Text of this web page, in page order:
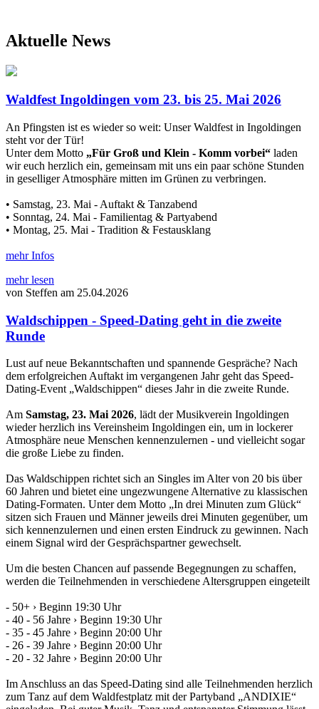
Aktuelle News
Waldfest Ingoldingen vom 23. bis 25. Mai 2026
An Pfingsten ist es wieder so weit: Unser Waldfest in Ingoldingen
steht vor der Tür!
Unter dem Motto „Für Groß und Klein - Komm vorbei“ laden
wir euch herzlich ein, gemeinsam mit uns ein paar schöne Stunden
in geselliger Atmosphäre mitten im Grünen zu verbringen.
• Samstag, 23. Mai - Auftakt & Tanzabend
• Sonntag, 24. Mai - Familientag & Partyabend
• Montag, 25. Mai - Tradition & Festausklang
mehr Infos
mehr lesen
von Steffen am 25.04.2026
Waldschippen - Speed-Dating geht in die zweite
Runde
Lust auf neue Bekanntschaften und spannende Gespräche? Nach
dem erfolgreichen Auftakt im vergangenen Jahr geht das Speed-
Dating-Event „Waldschippen“ dieses Jahr in die zweite Runde.
Am Samstag, 23. Mai 2026, lädt der Musikverein Ingoldingen
wieder herzlich ins Vereinsheim Ingoldingen ein, um in lockerer
Atmosphäre neue Menschen kennenzulernen - und vielleicht sogar
die große Liebe zu finden.
Das Waldschippen richtet sich an Singles im Alter von 20 bis über
60 Jahren und bietet eine ungezwungene Alternative zu klassischen
Dating-Formaten. Unter dem Motto „In drei Minuten zum Glück“
sitzen sich Frauen und Männer jeweils drei Minuten gegenüber, um
sich kennenzulernen und einen ersten Eindruck zu gewinnen. Nach
einem Signal wird der Gesprächspartner gewechselt.
Um die besten Chancen auf passende Begegnungen zu schaffen,
werden die Teilnehmenden in verschiedene Altersgruppen eingeteilt
- 50+ › Beginn 19:30 Uhr
- 40 - 56 Jahre › Beginn 19:30 Uhr
- 35 - 45 Jahre › Beginn 20:00 Uhr
- 26 - 39 Jahre › Beginn 20:00 Uhr
- 20 - 32 Jahre › Beginn 20:00 Uhr
Im Anschluss an das Speed-Dating sind alle Teilnehmenden herzlich
zum Tanz auf dem Waldfestplatz mit der Partyband „ANDIXIE“